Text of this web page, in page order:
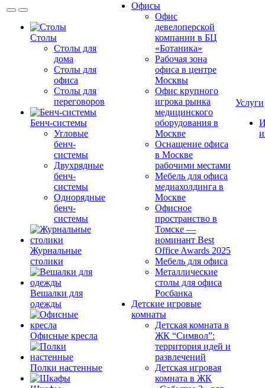
Столы
Столы для
дома
Столы для
офиса
Столы для
переговоров
Бенч-системы
Угловые
бенч-
системы
Двухрядные
бенч-
системы
Однорядные
бенч-
системы
Журнальные
столики
Вешалки для
одежды
Офисные кресла
Полки настенные
Офисы
Офис
девелоперской
компании в БЦ
«Ботаника»
Рабочая зона
офиса в центре
Москвы
Офис крупного
игрока рынка
медицинского
оборудования в
Москве
Оснащение офиса
в Москве
рабочими местами
Мебель для офиса
медиахолдинга в
Москве
Офисное
пространство в
Томске —
номинант Best
Office Awards 2025
Мебель для офиса
Металлические
столы для офиса
Росбанка
Детские игровые
комнаты
Детская комната в
ЖК “Символ”:
территория идей и
развлечений
Детская игровая
комната в ЖК
Услуги